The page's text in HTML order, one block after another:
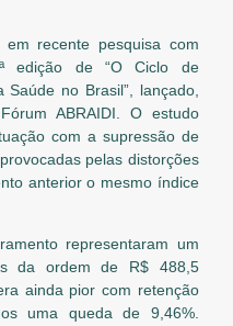
recente pesquisa com
edição de “O Ciclo de
no Brasil”, lançado,
ABRAIDI. O estudo
com a supressão de
pelas distorções
anterior o mesmo índice
representaram um
da ordem de R$ 488,5
ainda pior com retenção
uma queda de 9,46%.